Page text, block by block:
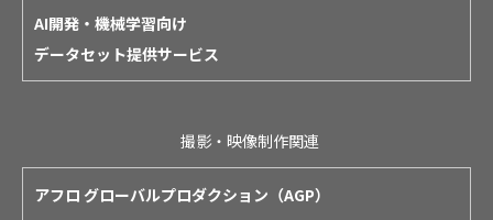
AI開発・機械学習向け
データセット提供サービス
撮影・映像制作関連
アフロ グローバルプロダクション（AGP）